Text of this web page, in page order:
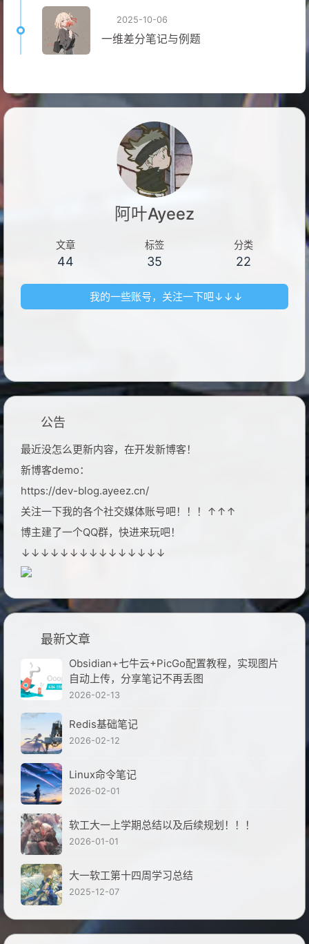
2025-10-06
一维差分笔记与例题
阿叶Ayeez
文章
44
标签
35
分类
22
我的一些账号，关注一下吧↓↓↓
公告
最近没怎么更新内容，在开发新博客！
新博客demo：
https://dev-blog.ayeez.cn/
关注一下我的各个社交媒体账号吧！！！↑↑↑
博主建了一个QQ群，快进来玩吧！
↓↓↓↓↓↓↓↓↓↓↓↓↓↓↓
最新文章
Obsidian+七牛云+PicGo配置教程，实现图片
自动上传，分享笔记不再丢图
2026-02-13
Redis基础笔记
2026-02-12
Linux命令笔记
2026-02-01
软工大一上学期总结以及后续规划！！！
2026-01-01
大一软工第十四周学习总结
2025-12-07